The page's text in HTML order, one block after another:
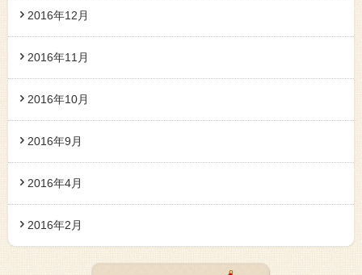
2016年12月
2016年11月
2016年10月
2016年9月
2016年4月
2016年2月